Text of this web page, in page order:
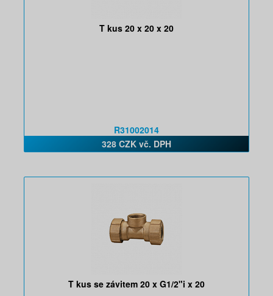
T kus 20 x 20 x 20
R31002014
328 CZK vč. DPH
T kus se závitem 20 x G1/2"i x 20